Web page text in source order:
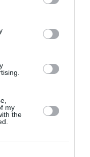
my
the
– Αύγουστος